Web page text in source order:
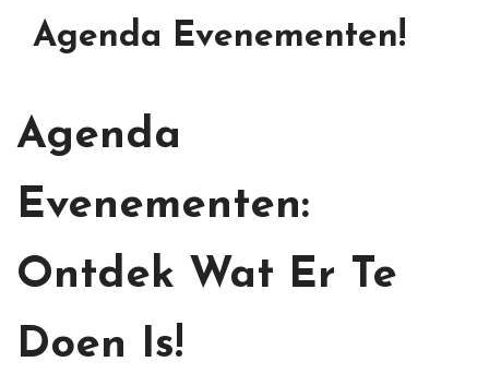
Agenda Evenementen!
Agenda
Evenementen:
Ontdek Wat Er Te
Doen Is!